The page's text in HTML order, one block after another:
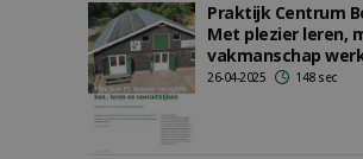
Praktijk Centrum
Met plezier leren,
vakmanschap
26-04-2025 148 sec